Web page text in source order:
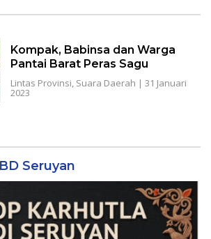
Kompak, Babinsa dan Warga
Pantai Barat Peras Sagu
Lintas Provinsi, Suara Daerah | 31 Januari
2023
Seruyan